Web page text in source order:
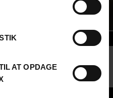
AT OPDAGE